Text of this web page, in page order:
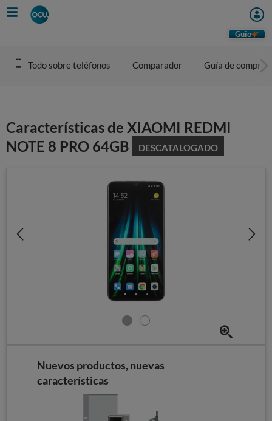
Skip
to
Guio
Todo sobre teléfonos Comparador Guía de compra
Características de XIAOMI REDMI
NOTE 8 PRO 64GB
DESCATALOGADO
Nuevos productos, nuevas
características